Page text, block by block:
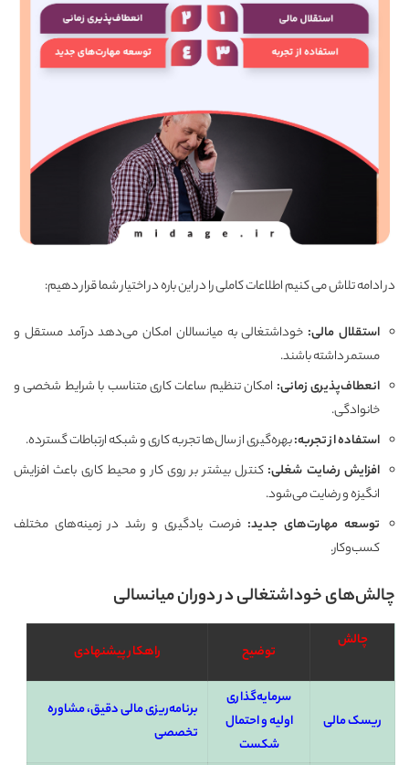
در ادامه تلاش می کنیم اطلاعات کاملی را در این باره در اختیار شما قرار دهیم:
استقلال مالی: خوداشتغالی به میانسالان امکان می‌دهد درآمد مستقل و
مستمر داشته باشند.
انعطاف‌پذیری زمانی: امکان تنظیم ساعات کاری متناسب با شرایط شخصی و
خانوادگی.
استفاده از تجربه:بهره‌گیری از سال‌ها تجربه کاری و شبکه ارتباطات گسترده.
افزایش رضایت شغلی: کنترل بیشتر بر روی کار و محیط کاری باعث افزایش
انگیزه و رضایت می‌شود.
توسعه مهارت‌های جدید: فرصت یادگیری و رشد در زمینه‌های مختلف
کسب‌وکار.
چالش‌های خوداشتغالی در دوران میانسالی
چالش
توضیح راهکار پیشنهادی
ریسک مالی
سرمایه‌گذاری
اولیه و احتمال
شکست
برنامه‌ریزی مالی دقیق، مشاوره
تخصصی